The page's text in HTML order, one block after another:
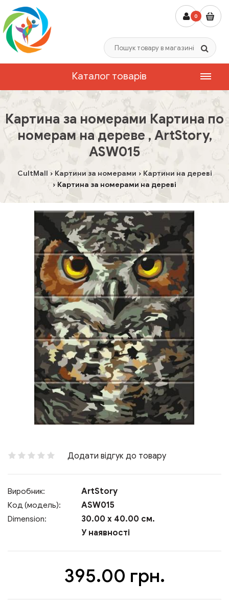
0
Каталог товарів
Картина за номерами Картина по
номерам на дереве , ArtStory,
ASW015
CultMall Картини за номерами
Картини на дереві
Картина за номерами на дереві
Додати відгук до товару
Виробник: ArtStory
Код (модель): ASW015
Dimension:
30.00 x 40.00 см.
У наявності
395.00 грн.